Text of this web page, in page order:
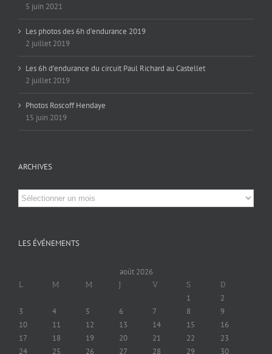
5 juin 2021
Les photos des 6h d’endurance 2019
2 juillet 2019
Les 6h d’endurance du circuit Paul Richard au Castellet
2 juillet 2019
Photos Roscoff Hendaye
15 juin 2019
ARCHIVES
Archives
LES ÉVÉNEMENTS
août 2026
L M M J V S D
1
2
3
4 5 6 7 8
9
10
11 12 13 14 15
16
17
18 19 20 21 22
23
24
25 26 27 28 29 30